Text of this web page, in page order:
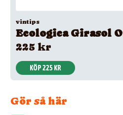
vintips
Ecologica Girasol
225 kr
KÖP 225 KR
Gör så här